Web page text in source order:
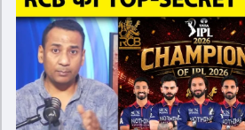
संदेह था, लेकिन अब उसने खुद को एक बेहतरीन
गेंद को बाउंड्री के काफी पार मारने की क्षमता
ने कहा कि टूर्नामेंट जीतने वाली टीम के अलावा
युवा खिलाड़ी का प्रदर्शन रहा है, जिसे देखने के लिए
थी। शानदार प्रदर्शन के बाद इस युवा खिलाड़ी को
त्रिकोणीय सीरीज के लिए इंडिया ए टीम में भी शामिल